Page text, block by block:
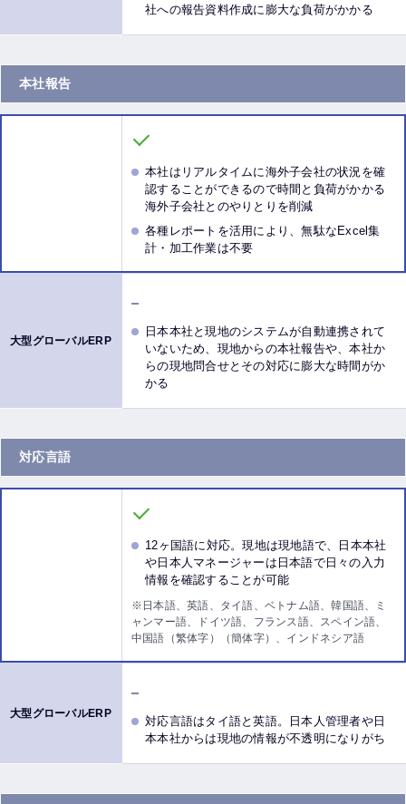
社への報告資料作成に膨大な負荷がかかる
本社報告
本社はリアルタイムに海外子会社の状況を確
認することができるので時間と負荷がかかる
海外子会社とのやりとりを削減
各種レポートを活用により、無駄なExcel集
計・加工作業は不要
日本本社と現地のシステムが自動連携されて
いないため、現地からの本社報告や、本社か
らの現地問合せとその対応に膨大な時間がか
かる
対応言語
12ヶ国語に対応。現地は現地語で、日本本社
や日本人マネージャーは日本語で日々の入力
情報を確認することが可能
※日本語、英語、タイ語、ベトナム語、韓国語、ミ
ャンマー語、ドイツ語、フランス語、スペイン語、
中国語（繁体字）（簡体字）、インドネシア語
対応言語はタイ語と英語。日本人管理者や日
本本社からは現地の情報が不透明になりがち